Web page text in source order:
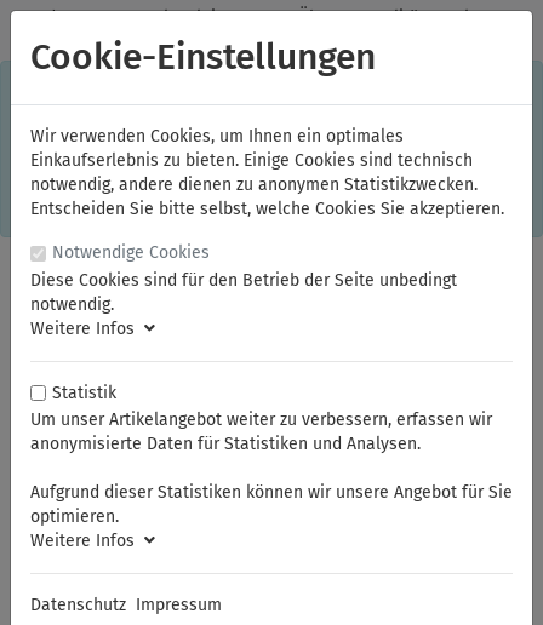
✓Jeden Monat starke Aktionen ✓Über 20 Qualitätsmarken ✓
Kostenlose Lieferung im Inland ab 150,00 Euro Bruttowarenwert
Einkaufserlebnis. Dabei werden beispielsweise die Session-
Informationen oder die Spracheinstellung auf Ihrem Rechner
gespeichert. Ohne Cookies ist der Funktionsumfang des
Online-Shops eingeschränkt. Sind Sie damit nicht
einverstanden, klicken Sie bitte hier.
Sommerferien
Sehr geehrte Kunden,
Cookie-Einstellungen
Wir verwenden Cookies, um Ihnen ein optimales
Einkaufserlebnis zu bieten. Einige Cookies sind technisch
notwendig, andere dienen zu anonymen Statistikzwecken.
Entscheiden Sie bitte selbst, welche Cookies Sie akzeptieren.
Notwendige Cookies
Diese Cookies sind für den Betrieb der Seite unbedingt
notwendig.
Weitere Infos
Statistik
Um unser Artikelangebot weiter zu verbessern, erfassen wir
anonymisierte Daten für Statistiken und Analysen.
Aufgrund dieser Statistiken können wir unsere Angebot für Sie
optimieren.
Weitere Infos
Datenschutz Impressum